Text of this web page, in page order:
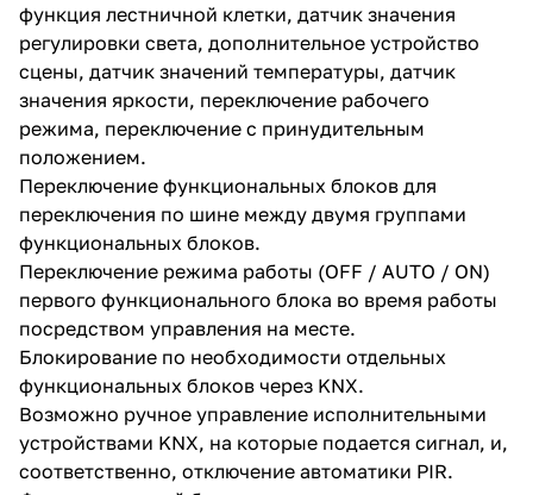
функция лестничной клетки, датчик значения
регулировки света, дополнительное устройство
сцены, датчик значений температуры, датчик
значения яркости, переключение рабочего
режима, переключение с принудительным
положением.
Переключение функциональных блоков для
переключения по шине между двумя группами
функциональных блоков.
Переключение режима работы (OFF / AUTO / ON)
первого функционального блока во время работы
посредством управления на месте.
Блокирование по необходимости отдельных
функциональных блоков через KNX.
Возможно ручное управление исполнительными
устройствами KNX, на которые подается сигнал, и,
соответственно, отключение автоматики PIR.